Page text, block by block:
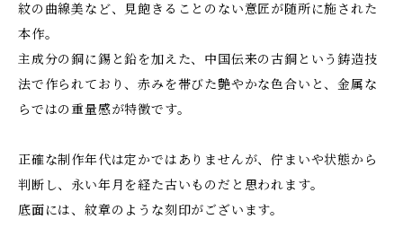
紋の曲線美など、見飽きることのない意匠が随所に施された
本作。
主成分の銅に錫と鉛を加えた、中国伝来の古銅という鋳造技
法で作られており、赤みを帯びた艶やかな色合いと、金属な
らではの重量感が特徴です。
正確な制作年代は定かではありませんが、佇まいや状態から
判断し、永い年月を経た古いものだと思われます。
底面には、紋章のような刻印がございます。